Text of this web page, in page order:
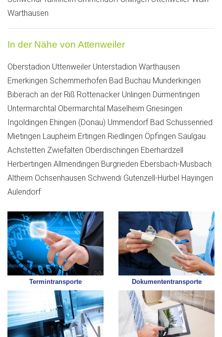
Warthausen
In der Nähe von Attenweiler
Oberstadion Uttenweiler Unterstadion Warthausen
Emerkingen Schemmerhofen Bad Buchau Munderkingen
Biberach an der Riß Rottenacker Unlingen Dürmentingen
Untermarchtal Obermarchtal Maselheim Griesingen
Ingoldingen Ehingen (Donau) Ummendorf Bad Schussenried
Mietingen Laupheim Ertingen Riedlingen Öpfingen Saulgau
Achstetten Zwiefalten Oberdischingen Eberhardzell
Herbertingen Allmendingen Burgrieden Ebersbach-Musbach
Altheim Ochsenhausen Schwendi Gutenzell-Hürbel Hayingen
Aulendorf
Termintransporte Dokumententransporte